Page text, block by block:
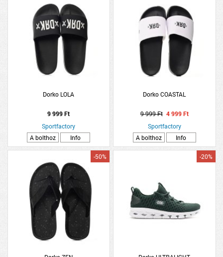
Dorko LOLA
9 999 Ft
Sportfactory
A bolthoz
Info
Dorko COASTAL
9 999 Ft 4 999 Ft
Sportfactory
A bolthoz
Info
-50% -20%